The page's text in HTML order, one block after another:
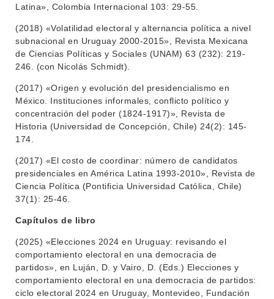
Latina», Colombia Internacional 103: 29-55.
(2018) «Volatilidad electoral y alternancia política a nivel
subnacional en Uruguay 2000-2015», Revista Mexicana
de Ciencias Políticas y Sociales (UNAM) 63 (232): 219-
246. (con Nicolás Schmidt).
(2017) «Origen y evolución del presidencialismo en
México. Instituciones informales, conflicto político y
concentración del poder (1824-1917)», Revista de
Historia (Universidad de Concepción, Chile) 24(2): 145-
174.
(2017) «El costo de coordinar: número de candidatos
presidenciales en América Latina 1993-2010», Revista de
Ciencia Política (Pontificia Universidad Católica, Chile)
37(1): 25-46.
Capítulos de libro
(2025) «Elecciones 2024 en Uruguay: revisando el
comportamiento electoral en una democracia de
partidos», en Luján, D. y Vairo, D. (Eds.) Elecciones y
comportamiento electoral en una democracia de partidos:
ciclo electoral 2024 en Uruguay, Montevideo, Fundación